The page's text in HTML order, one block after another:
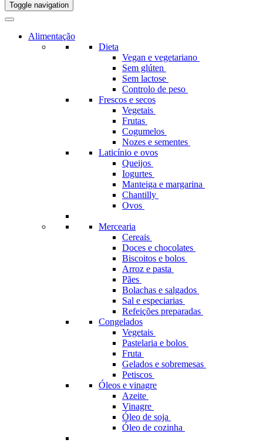
Toggle navigation
Alimentação
Dieta
Vegan e vegetariano
Sem glúten
Sem lactose
Controlo de peso
Frescos e secos
Vegetais
Frutas
Cogumelos
Nozes e sementes
Laticínio e ovos
Queijos
Iogurtes
Manteiga e margarina
Chantilly
Ovos
Mercearia
Cereais
Doces e chocolates
Biscoitos e bolos
Arroz e pasta
Pães
Bolachas e salgados
Sal e especiarias
Refeições preparadas
Congelados
Vegetais
Pastelaria e bolos
Fruta
Gelados e sobremesas
Petiscos
Óleos e vinagre
Azeite
Vinagre
Óleo de soja
Óleo de cozinha